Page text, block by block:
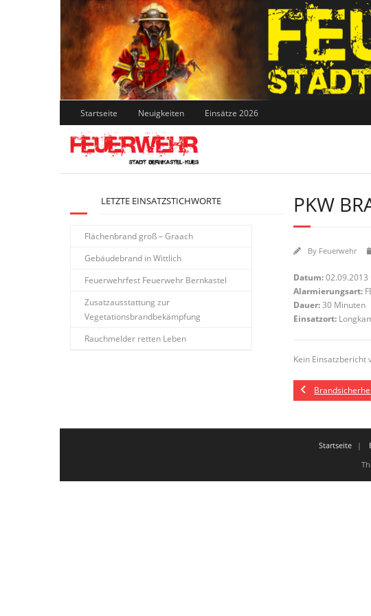
Skip
to
content
Startseite Neuigkeiten Einsätze 2026
PKW
By Feuerwehr
Datum:
Alarmierungsart:
Dauer:30 Minuten
Einsatzort:
Kein Einsatzbericht
LETZTE EINSATZSTICHWORTE
Flächenbrand groß – Graach
Gebäudebrand in Wittlich
Feuerwehrfest Feuerwehr Bernkastel
Zusatzausstattung zur
Vegetationsbrandbekämpfung
Rauchmelder retten Leben
Startseite